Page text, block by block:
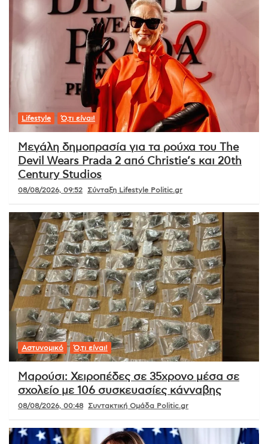
Lifestyle Ό,τι είναι!
Μεγάλη δημοπρασία για τα ρούχα του The
Devil Wears Prada 2 από Christie’s και 20th
Century Studios
08/08/2026, 09:52 Σύνταξη Lifestyle Politic.gr
Αστυνομικό Ό,τι είναι!
Μαρούσι: Χειροπέδες σε 35χρονο μέσα σε
σχολείο με 106 συσκευασίες κάνναβης
08/08/2026, 00:48 Συντακτική Ομάδα Politic.gr